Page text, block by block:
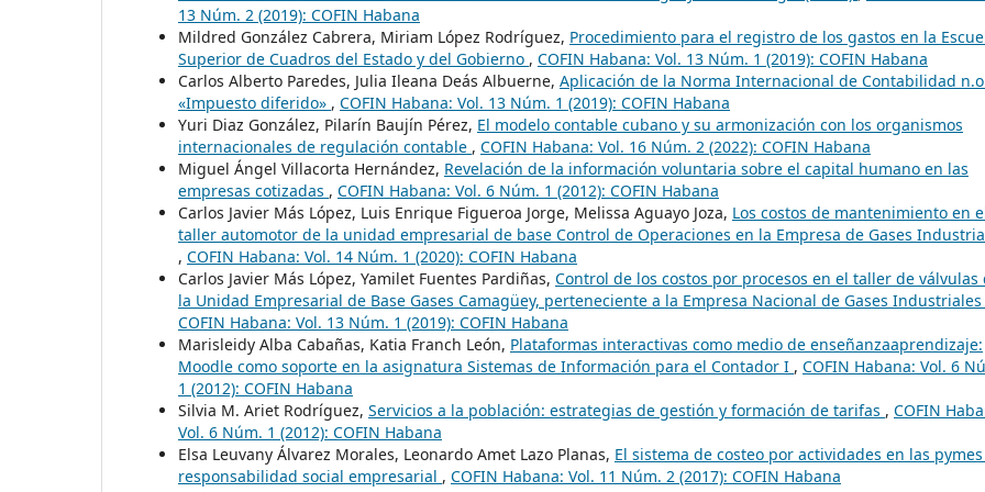
13 Núm. 2 (2019): COFIN Habana
Mildred González Cabrera, Miriam López Rodríguez, Procedimiento para el registro de los gastos en la
Superior de Cuadros del Estado y del Gobierno , COFIN Habana: Vol. 13 Núm. 1 (2019): COFIN Habana
Carlos Alberto Paredes, Julia Ileana Deás Albuerne, Aplicación de la Norma Internacional de Contabilidad
«Impuesto diferido» , COFIN Habana: Vol. 13 Núm. 1 (2019): COFIN Habana
Yuri Diaz González, Pilarín Baujín Pérez, El modelo contable cubano y su armonización con los organismos
internacionales de regulación contable , COFIN Habana: Vol. 16 Núm. 2 (2022): COFIN Habana
Miguel Ángel Villacorta Hernández, Revelación de la información voluntaria sobre el capital humano en las
empresas cotizadas , COFIN Habana: Vol. 6 Núm. 1 (2012): COFIN Habana
Carlos Javier Más López, Luis Enrique Figueroa Jorge, Melissa Aguayo Joza, Los costos de mantenimiento en
taller automotor de la unidad empresarial de base Control de Operaciones en la Empresa de Gases
, COFIN Habana: Vol. 14 Núm. 1 (2020): COFIN Habana
Carlos Javier Más López, Yamilet Fuentes Pardiñas, Control de los costos por procesos en el taller de válvulas
la Unidad Empresarial de Base Gases Camagüey, perteneciente a la Empresa Nacional de Gases Industriales
COFIN Habana: Vol. 13 Núm. 1 (2019): COFIN Habana
Marisleidy Alba Cabañas, Katia Franch León, Plataformas interactivas como medio de enseñanzaaprendizaje:
Moodle como soporte en la asignatura Sistemas de Información para el Contador I , COFIN Habana: Vol. 6
1 (2012): COFIN Habana
Silvia M. Ariet Rodríguez, Servicios a la población: estrategias de gestión y formación de tarifas , COFIN
Vol. 6 Núm. 1 (2012): COFIN Habana
Elsa Leuvany Álvarez Morales, Leonardo Amet Lazo Planas, El sistema de costeo por actividades en las
responsabilidad social empresarial , COFIN Habana: Vol. 11 Núm. 2 (2017): COFIN Habana